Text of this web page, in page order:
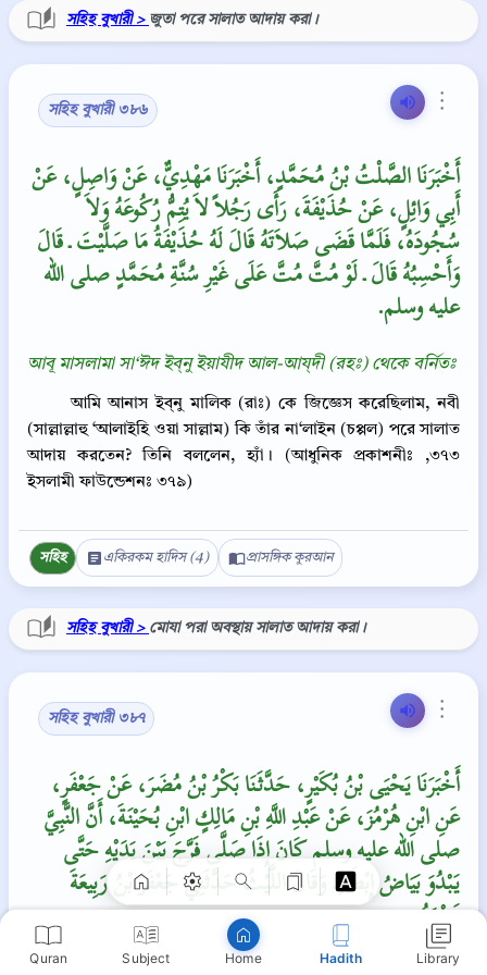
Quran Subject Home Hadith Library
সহিহ বুখারী > জুতা পরে সালাত আদায় করা।
⋮
সহিহ বুখারী ৩৮৬
أَخْبَرَنَا الصَّلْتُ بْنُ مُحَمَّدٍ، أَخْبَرَنَا مَهْدِيٌّ، عَنْ وَاصِلٍ، عَنْ
أَبِي وَائِلٍ، عَنْ حُذَيْفَةَ، رَأَى رَجُلاً لاَ يُتِمُّ رُكُوعَهُ وَلاَ
سُجُودَهُ، فَلَمَّا قَضَى صَلاَتَهُ قَالَ لَهُ حُذَيْفَةُ مَا صَلَّيْتَ ـ قَالَ
وَأَحْسِبُهُ قَالَ ـ لَوْ مُتَّ مُتَّ عَلَى غَيْرِ سُنَّةِ مُحَمَّدٍ صلى الله
عليه وسلم‏.‏
আবূ মাসলামা সা‘ঈদ ইব্‌নু ইয়াযীদ আল-আয্‌দী (রহঃ) থেকে বর্নিতঃ
আমি আনাস ইব্‌নু মালিক (রাঃ) কে জিজ্ঞেস করেছিলাম, নবী
(সাল্লাল্লাহু ‘আলাইহি ওয়া সাল্লাম) কি তাঁর না‘লাইন (চপ্পল) পরে সালাত
আদায় করতেন? তিনি বললেন, হ্যাঁ। (আধুনিক প্রকাশনীঃ ,৩৭৩
ইসলামী ফাউন্ডেশনঃ ৩৭৯)
সহিহ একিরকম হাদিস (4) প্রাসঙ্গিক কুরআন
সহিহ বুখারী > মোযা পরা অবস্থায় সালাত আদায় করা।
⋮
সহিহ বুখারী ৩৮৭
أَخْبَرَنَا يَحْيَى بْنُ بُكَيْرٍ، حَدَّثَنَا بَكْرُ بْنُ مُضَرَ، عَنْ جَعْفَرٍ،
عَنِ ابْنِ هُرْمُزَ، عَنْ عَبْدِ اللَّهِ بْنِ مَالِكٍ ابْنِ بُحَيْنَةَ، أَنَّ النَّبِيَّ
صلى الله عليه وسلم كَانَ إِذَا صَلَّى فَرَّجَ بَيْنَ يَدَيْهِ حَتَّى
يَبْدُوَ بَيَاضُ إِبْطَيْهِ‏.‏ وَقَالَ اللَّيْثُ حَدَّثَنِي جَعْفَرُ بْنُ رَبِيعَةَ
نَحْوَهُ‏.‏
Copy